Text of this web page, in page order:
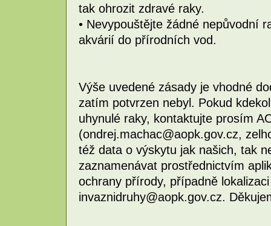
tak ohrozit zdravé raky.
• Nevypouštějte žádné nepůvodní
akvárií do přírodních vod.
Výše uvedené zásady je vhodné
zatím potvrzen nebyl. Pokud
uhynulé raky, kontaktujte prosím
(ondrej.machac@aopk.gov.cz,
též data o výskytu jak našich, tak
zaznamenávat prostřednictvím
ochrany přírody, případně
invaznidruhy@aopk.gov.cz.